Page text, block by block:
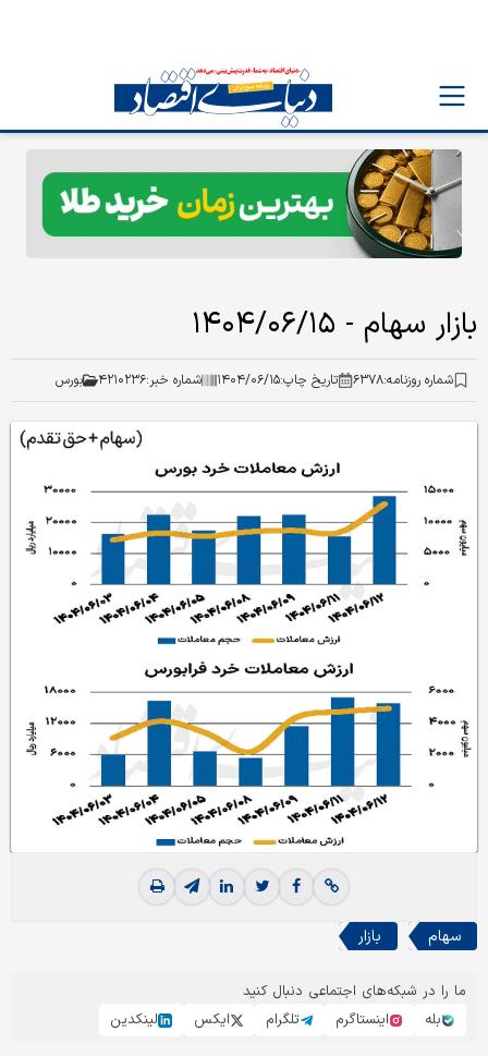
بازار سهام - ۱۴۰۴/۰۶/۱۵
شماره روزنامه:۶۳۷۸ تاریخ چاپ:۱۴۰۴/۰۶/۱۵ شماره خبر:۴۲۱۰۲۳۶ بورس
سهام بازار
ما را در شبکه‌های اجتماعی دنبال کنید
بله
اینستاگرم تلگرام ایکس لینکدین